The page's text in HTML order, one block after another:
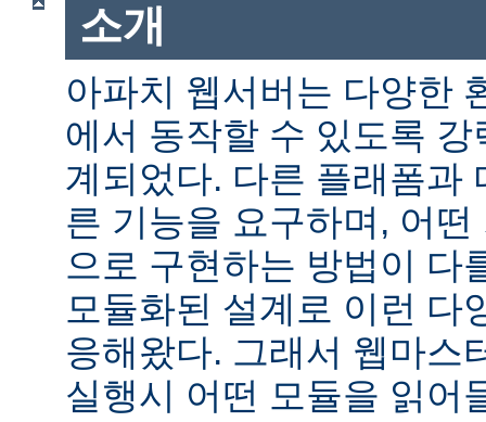
소개
아파치 웹서버는 다양한
에서 동작할 수 있도록
계되었다. 다른 플래폼과
른 기능을 요구하며, 어
으로 구현하는 방법이 다
모듈화된 설계로 이런 다
응해왔다. 그래서 웹마스
실행시 어떤 모듈을 읽어